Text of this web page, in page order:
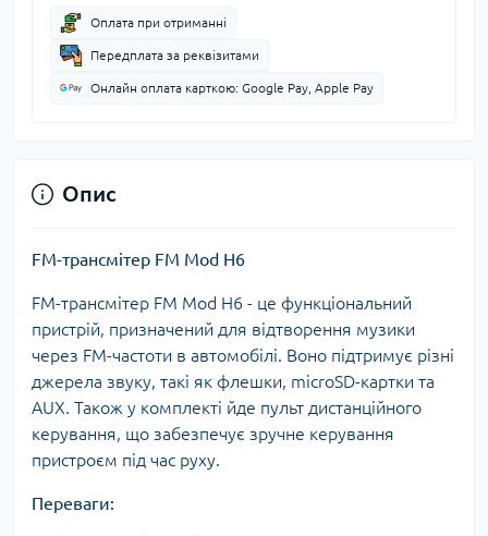
Оплата при отриманні
Передплата за реквізитами
Онлайн оплата карткою: Google Pay, Apple Pay
Опис
FM-трансмітер FM Mod H6
FM-трансмітер FM Mod H6 - це функціональний
пристрій, призначений для відтворення музики
через FM-частоти в автомобілі. Воно підтримує різні
джерела звуку, такі як флешки, microSD-картки та
AUX. Також у комплекті йде пульт дистанційного
керування, що забезпечує зручне керування
пристроєм під час руху.
Переваги: